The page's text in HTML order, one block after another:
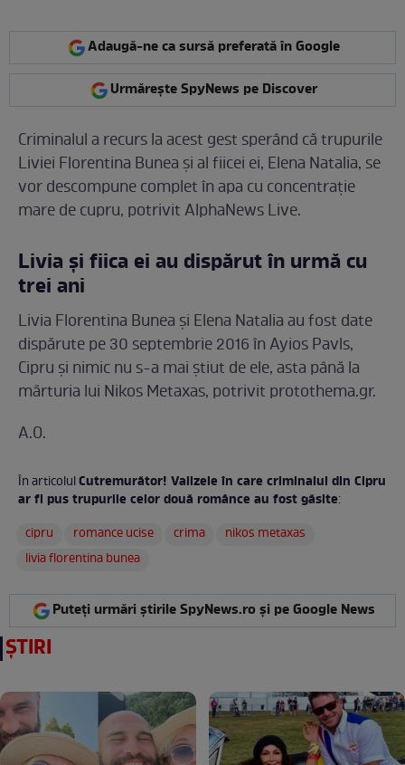
Adaugă-ne ca sursă preferată în Google
Urmărește SpyNews pe Discover
Criminalul a recurs la acest gest sperând că trupurile
Liviei Florentina Bunea şi al fiicei ei, Elena Natalia, se
vor descompune complet în apa cu concentraţie
mare de cupru, potrivit AlphaNews Live.
Livia şi fiica ei au dispărut în urmă cu
trei ani
Livia Florentina Bunea şi Elena Natalia au fost date
dispărute pe 30 septembrie 2016 în Ayios Pavls,
Cipru şi nimic nu s-a mai ştiut de ele, asta până la
mărturia lui Nikos Metaxas, potrivit protothema.gr.
A.O.
În articolulCutremurător! Valizele în care criminalul din Cipru
ar fi pus trupurile celor două românce au fost găsite:
cipru
romance ucise crima
nikos metaxas
livia florentina bunea
Puteți urmări știrile SpyNews.ro și pe Google News
ȘTIRI